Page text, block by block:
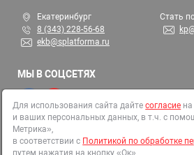
Екатеринбург
8 (343) 228-56-68
ekb@splatforma.ru
Стать
МЫ В СОЦСЕТЯХ
© 2002-2026 СтройПлатформа
ОГРН 1146679000313
Для использования сайта дайтесогласие
и ваших персональных данных, в т.ч. с
Метрика»,
в соответствии с Политикой по обработке
путем нажатия на кнопку «Ок»